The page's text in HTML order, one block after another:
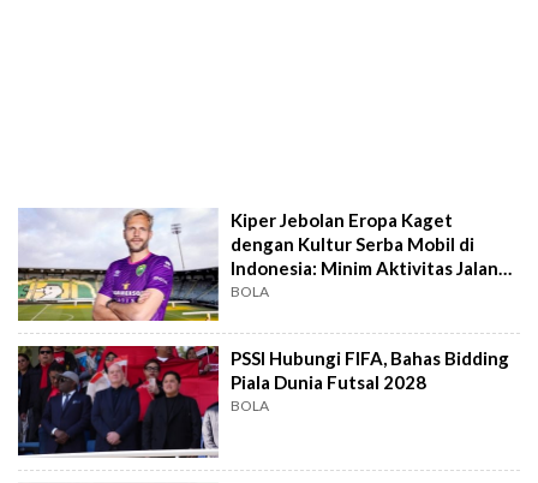
Kiper Jebolan Eropa Kaget
dengan Kultur Serba Mobil di
Indonesia: Minim Aktivitas Jalan
Kaki
BOLA
PSSI Hubungi FIFA, Bahas Bidding
Piala Dunia Futsal 2028
BOLA